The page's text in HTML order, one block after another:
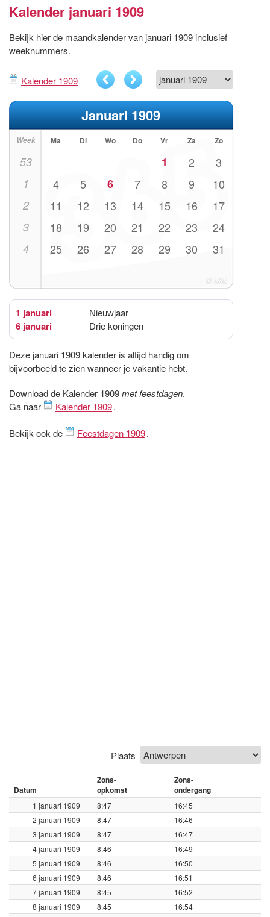
Kalender januari 1909
Bekijk hier de maandkalender van januari 1909 inclusief
weeknummers.
Kalender 1909
Januari 1909
Week Ma Di Wo Do Vr Za Zo
53 1 2 3
1 4 5 6 7 8 9 10
2 11 12 13 14 15 16 17
3 18 19 20 21 22 23 24
4 25 26 27 28 29 30 31
1 januari Nieuwjaar
6 januari Drie koningen
Deze januari 1909 kalender is altijd handig om
bijvoorbeeld te zien wanneer je vakantie hebt.
Download de Kalender 1909met feestdagen.
Ga naar
Kalender 1909.
Bekijk ook de Feestdagen 1909.
Plaats
Datum
Zons-
opkomst
Zons-
ondergang
1 januari 1909 8:47
16:45
2 januari 1909
8:47
16:46
3 januari 1909
8:47
16:47
4 januari 1909
8:46
16:49
5 januari 1909
8:46
16:50
6 januari 1909
8:46
16:51
7 januari 1909
8:45
16:52
8 januari 1909
8:45
16:54